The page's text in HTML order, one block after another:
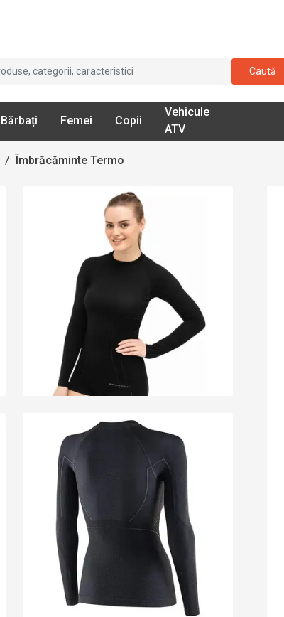
Caută
Bărbați Femei Copii
Vehicule
ATV
/ Îmbrăcăminte Termo